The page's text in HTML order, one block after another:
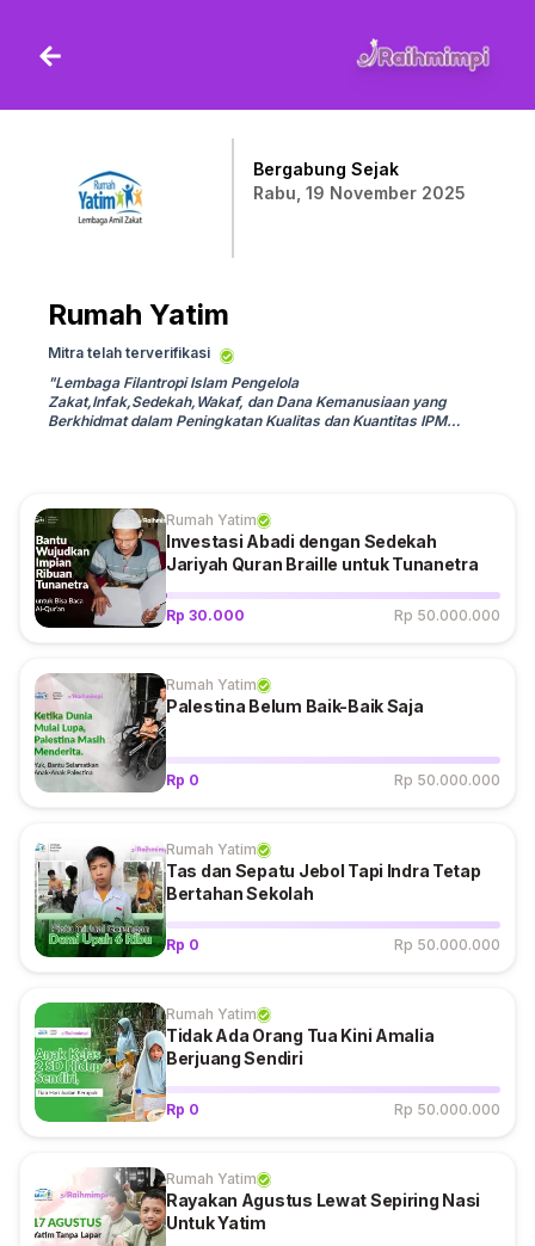
Bergabung Sejak
Rabu, 19 November 2025
Rumah Yatim
Mitra telah terverifikasi
"Lembaga Filantropi Islam Pengelola
Zakat,Infak,Sedekah,Wakaf, dan Dana Kemanusiaan yang
Berkhidmat dalam Peningkatan Kualitas dan Kuantitas IPM
Rumah Yatim
Investasi Abadi dengan Sedekah
Jariyah Quran Braille untuk Tunanetra
Rp 30.000 Rp 50.000.000
Rumah Yatim
Palestina Belum Baik-Baik Saja
Rp 0 Rp 50.000.000
Rumah Yatim
Tas dan Sepatu Jebol Tapi Indra Tetap
Bertahan Sekolah
Rp 0 Rp 50.000.000
Rumah Yatim
Tidak Ada Orang Tua Kini Amalia
Berjuang Sendiri
Rp 0 Rp 50.000.000
Rumah Yatim
Rayakan Agustus Lewat Sepiring Nasi
Untuk Yatim